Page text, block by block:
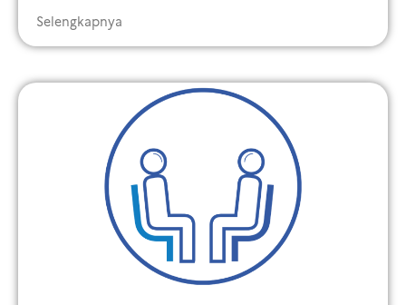
Selengkapnya